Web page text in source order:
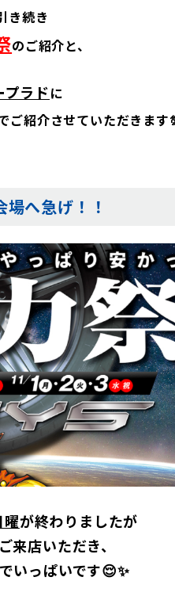
き続き
のご紹介と、
プラドに
ご紹介させていただきます
へ急げ！！
が終わりましたが
来店いただき、
いっぱいです😌✨